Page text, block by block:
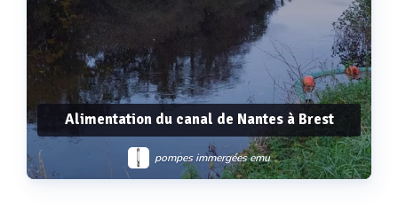
Alimentation du canal de Nantes à Brest
pompes immergées emu